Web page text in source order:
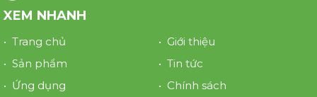
XEM NHANH
• Trang chủ
• Giới thiệu
• Sản phẩm
• Tin tức
• Ứng dụng
• Chính sách